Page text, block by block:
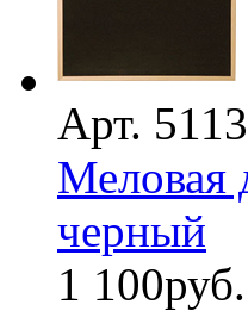
Арт.
Меловая
черный
1 100руб.